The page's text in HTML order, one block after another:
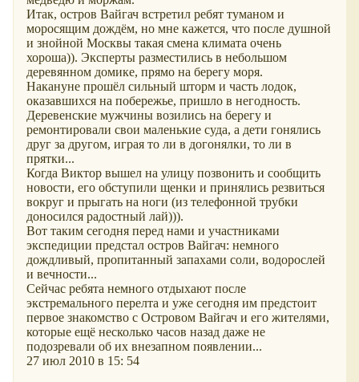
Итак, остров Вайгач встретил ребят туманом и
моросящим дождём, но мне кажется, что после душной
и знойной Москвы такая смена климата очень
хороша)). Эксперты разместились в небольшом
деревянном домике, прямо на берегу моря.
Накануне прошёл сильный шторм и часть лодок,
оказавшихся на побережье, пришло в негодность.
Деревенские мужчины возились на берегу и
ремонтировали свои маленькие суда, а дети гонялись
друг за другом, играя то ли в догонялки, то ли в
прятки...
Когда Виктор вышел на улицу позвонить и сообщить
новости, его обступили щенки и принялись резвиться
вокруг и прыгать на ноги (из телефонной трубки
доносился радостный лай))).
Вот таким сегодня перед нами и участниками
экспедиции предстал остров Вайгач: немного
дождливый, пропитанный запахами соли, водорослей
и вечности...
Сейчас ребята немного отдыхают после
экстремального перелта и уже сегодня им предстоит
первое знакомство с Островом Вайгач и его жителями,
которые ещё несколько часов назад даже не
подозревали об их внезапном появлении...
27 июл 2010 в 15: 54